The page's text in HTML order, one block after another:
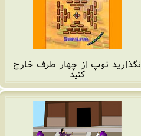
نگذارید توپ از چهار طرف خارج
کنید